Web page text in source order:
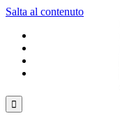
Salta al contenuto